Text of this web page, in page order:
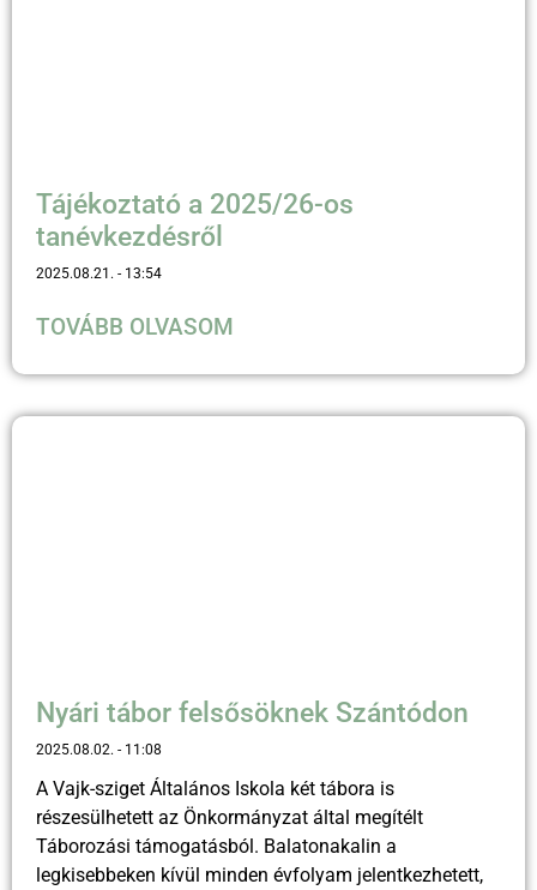
Tájékoztató a 2025/26-os
tanévkezdésről
2025.08.21. 13:54
TOVÁBB OLVASOM
Nyári tábor felsősöknek Szántódon
2025.08.02. 11:08
A Vajk-sziget Általános Iskola két tábora is
részesülhetett az Önkormányzat által megítélt
Táborozási támogatásból. Balatonakalin a
legkisebbeken kívül minden évfolyam jelentkezhetett,